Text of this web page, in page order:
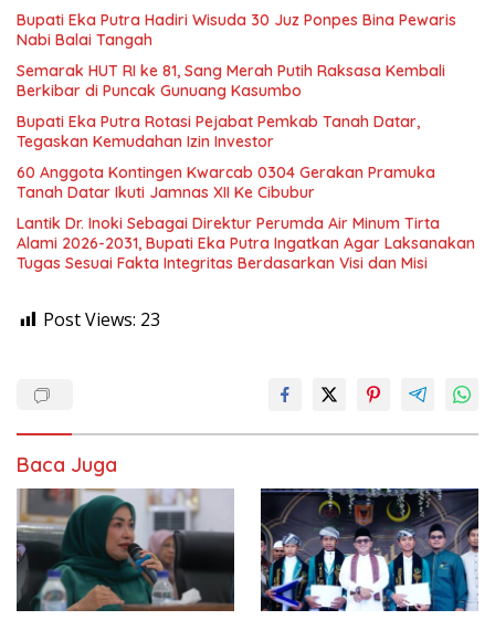
Bupati Eka Putra Hadiri Wisuda 30 Juz Ponpes Bina Pewaris
Nabi Balai Tangah
Semarak HUT RI ke 81, Sang Merah Putih Raksasa Kembali
Berkibar di Puncak Gunuang Kasumbo
Bupati Eka Putra Rotasi Pejabat Pemkab Tanah Datar,
Tegaskan Kemudahan Izin Investor
60 Anggota Kontingen Kwarcab 0304 Gerakan Pramuka
Tanah Datar Ikuti Jamnas XII Ke Cibubur
Lantik Dr. Inoki Sebagai Direktur Perumda Air Minum Tirta
Alami 2026-2031, Bupati Eka Putra Ingatkan Agar Laksanakan
Tugas Sesuai Fakta Integritas Berdasarkan Visi dan Misi
Post Views: 23
Baca Juga